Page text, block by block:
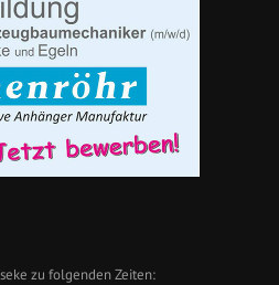
zu folgenden Zeiten: